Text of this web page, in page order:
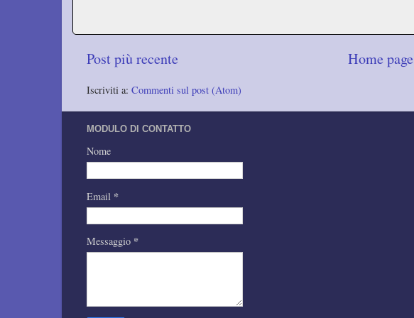
Post più recente Home page
Iscriviti a: Commenti sul post (Atom)
MODULO DI CONTATTO
Nome
Email *
Messaggio *